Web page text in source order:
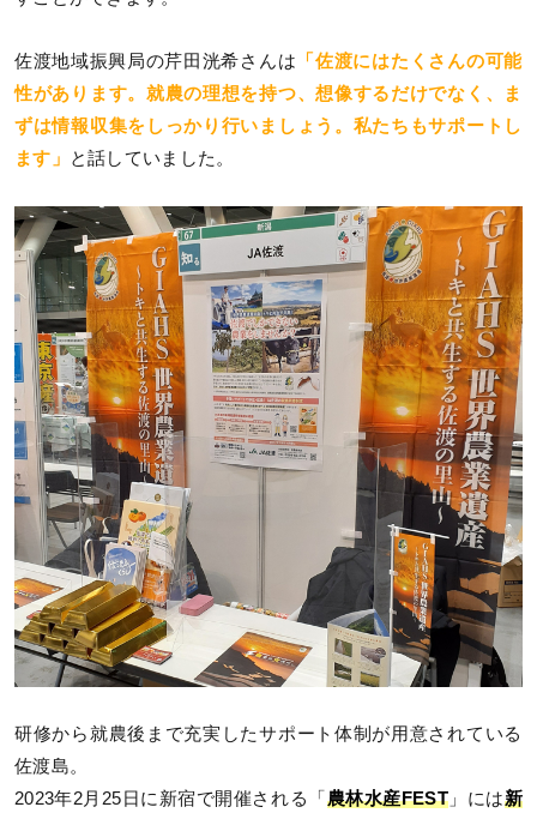
佐渡地域振興局の芹田洸希さんは 「佐渡にはたくさんの可能
性があります。就農の理想を持つ、想像するだけでなく、ま
ずは情報収集をしっかり行いましょう。私たちもサポートし
ます」
と話していました。
研修から就農後まで充実したサポート体制が用意されている
佐渡島。
2023年2月25日に新宿で開催される「 農林水産FEST」には新